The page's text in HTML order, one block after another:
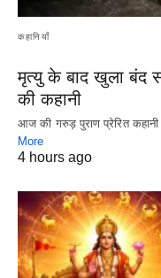
कहानियाँ
मृत्यु के बाद खुला बंद
की कहानी
आज की गरुड़ पुराण प्रेरित
More
4 hours ago